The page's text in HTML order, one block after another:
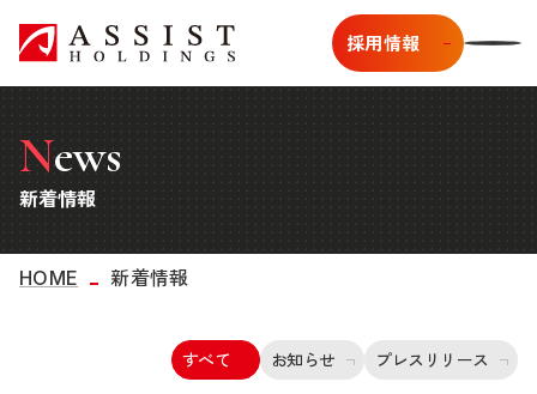
採用情報
News
新着情報
HOME 新着情報
すべて お知らせ プレスリリース